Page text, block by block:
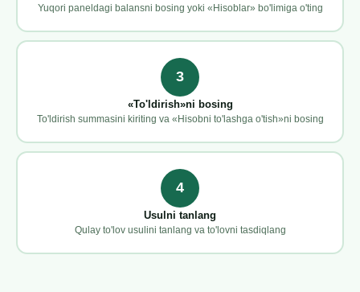
Yuqori paneldagi balansni bosing yoki «Hisoblar» bo'limiga o'ting
3
«To'ldirish»ni bosing
To'ldirish summasini kiriting va «Hisobni to'lashga o'tish»ni bosing
4
Usulni tanlang
Qulay to'lov usulini tanlang va to'lovni tasdiqlang